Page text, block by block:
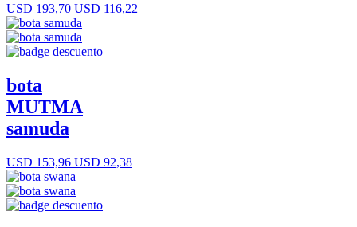
USD 193,70 USD 116,22
bota
MUTMA
samuda
USD 153,96 USD 92,38